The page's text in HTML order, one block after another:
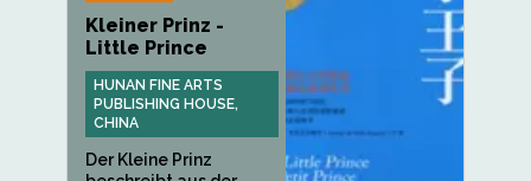
Kleiner Prinz -
Little Prince
HUNAN FINE ARTS
PUBLISHING HOUSE,
CHINA
Der Kleine Prinz